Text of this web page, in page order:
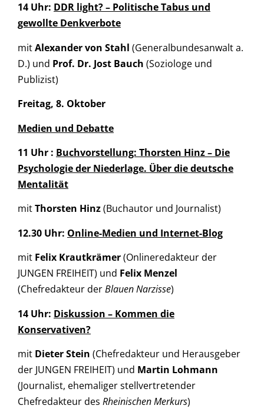
14 Uhr: DDR light? – Politische Tabus und
gewollte Denkverbote
mitAlexander von Stahl (Generalbundesanwalt a.
D.) und Prof. Dr. Jost Bauch (Soziologe und
Publizist)
Freitag, 8. Oktober
Medien und Debatte
11 Uhr : Buchvorstellung: Thorsten Hinz – Die
Psychologie der Niederlage. Über die deutsche
Mentalität
mitThorsten Hinz(Buchautor und Journalist)
12.30 Uhr: Online-Medien und Internet-Blog
mit Felix Krautkrämer(Onlineredakteur der
JUNGEN FREIHEIT) und Felix Menzel
(Chefredakteur derBlauen Narzisse)
14 Uhr: Diskussion – Kommen die
Konservativen?
mit Dieter Stein (Chefredakteur und Herausgeber
der JUNGEN FREIHEIT) und Martin Lohmann
(Journalist, ehemaliger stellvertretender
Chefredakteur des Rheinischen Merkurs)